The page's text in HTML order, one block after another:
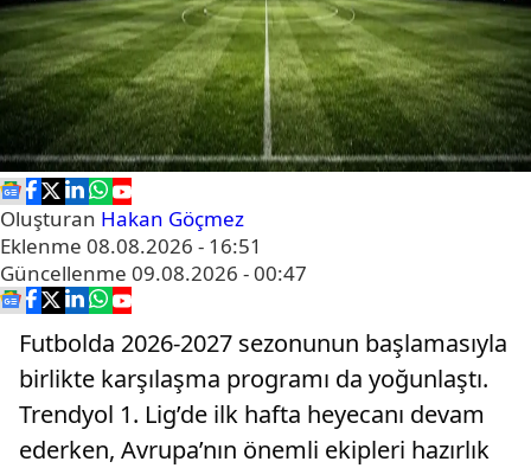
Oluşturan Hakan Göçmez
Eklenme 08.08.2026 - 16:51
Güncellenme 09.08.2026 - 00:47
Futbolda 2026-2027 sezonunun başlamasıyla
birlikte karşılaşma programı da yoğunlaştı.
Trendyol 1. Lig’de ilk hafta heyecanı devam
ederken, Avrupa’nın önemli ekipleri hazırlık